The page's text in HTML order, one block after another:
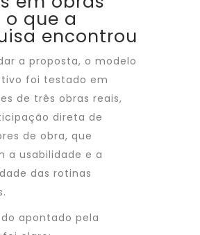
o que a
encontrou
a proposta, o modelo
foi testado em
de três obras reais,
direta de
de obra, que
a usabilidade e a
das rotinas
apontado pela